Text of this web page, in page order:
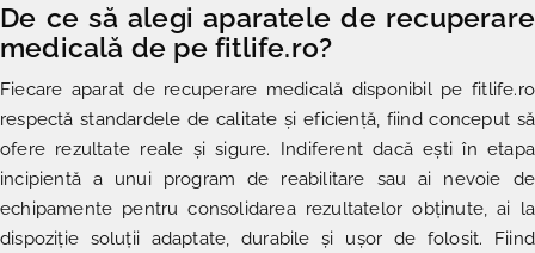
De ce să alegi aparatele de recuperare
medicală de pe fitlife.ro?
Fiecare aparat de recuperare medicală disponibil pe fitlife.ro
respectă standardele de calitate și eficiență, fiind conceput să
ofere rezultate reale și sigure. Indiferent dacă ești în etapa
incipientă a unui program de reabilitare sau ai nevoie de
echipamente pentru consolidarea rezultatelor obținute, ai la
dispoziție soluții adaptate, durabile și ușor de folosit. Fiind